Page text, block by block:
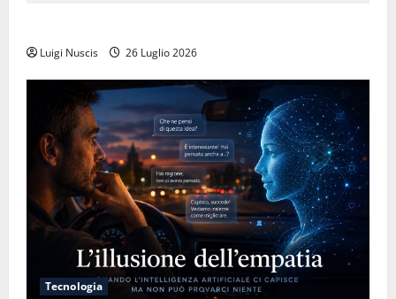
Luigi Nuscis 26 Luglio 2026
Tecnologia